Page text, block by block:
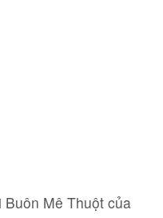
Mê Thuột của